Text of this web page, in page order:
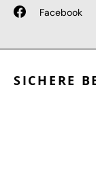
Facebook
SICHERE